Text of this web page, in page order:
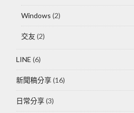
Windows (2)
交友 (2)
LINE (6)
新聞稿分享(16)
日常分享(3)